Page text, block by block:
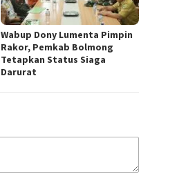
Wabup Dony Lumenta Pimpin
Rakor, Pemkab Bolmong
Tetapkan Status Siaga
Darurat